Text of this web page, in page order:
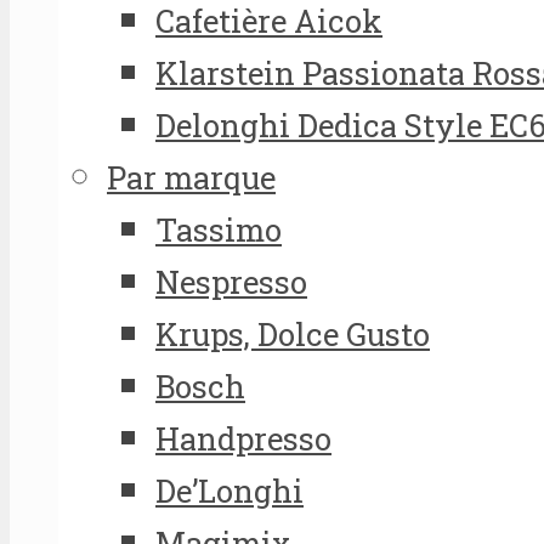
Cafetière Aicok
Klarstein Passionata
Delonghi Dedica Style
Par marque
Tassimo
Nespresso
Krups, Dolce Gusto
Bosch
Handpresso
De’Longhi